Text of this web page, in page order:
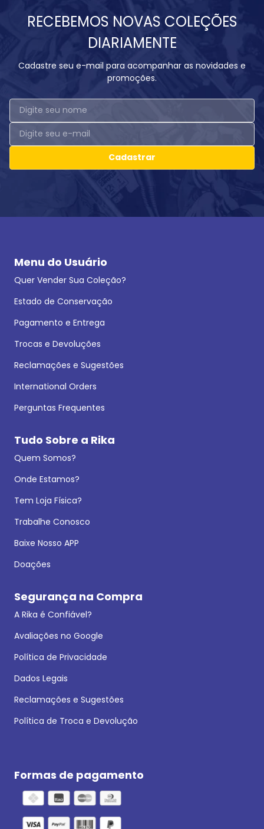
RECEBEMOS NOVAS COLEÇÕES
DIARIAMENTE
Cadastre seu e-mail para acompanhar as novidades e
promoções.
Cadastrar
Menu do Usuário
Quer Vender Sua Coleção?
Estado de Conservação
Pagamento e Entrega
Trocas e Devoluções
Reclamações e Sugestões
International Orders
Perguntas Frequentes
Tudo Sobre a Rika
Quem Somos?
Onde Estamos?
Tem Loja Física?
Trabalhe Conosco
Baixe Nosso APP
Doações
Segurança na Compra
A Rika é Confiável?
Avaliações no Google
Política de Privacidade
Dados Legais
Reclamações e Sugestões
Política de Troca e Devolução
Formas de pagamento